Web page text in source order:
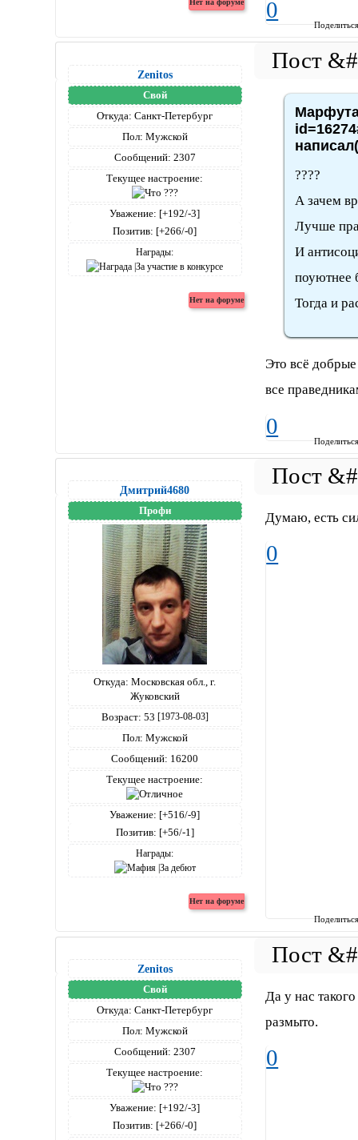
0
Zenitos
Свой
Откуда: Санкт-Петербург
Пол: Мужской
Сообщений: 2307
Текущее настроение:
Уважение: [+192/-3]
Позитив: [+266/-0]
Награды:
????
А зачем
Лучше
И
поуютнее
Тогда и
Это всё
все
0
Дмитрий4680
Профи
Откуда: Московская обл., г.
Жуковский
Возраст: 53 [1973-08-03]
Пол: Мужской
Сообщений: 16200
Текущее настроение:
Уважение: [+516/-9]
Позитив: [+56/-1]
Награды:
Думаю, есть
0
Zenitos
Свой
Откуда: Санкт-Петербург
Пол: Мужской
Сообщений: 2307
Текущее настроение:
Уважение: [+192/-3]
Позитив: [+266/-0]
Да у нас
размыто.
0